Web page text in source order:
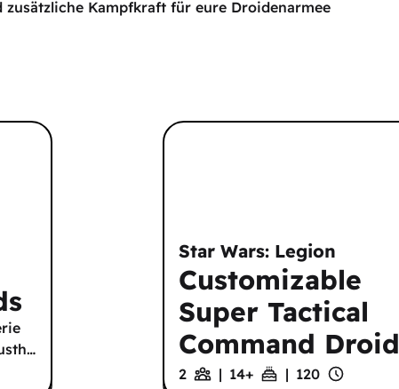
Kampfkraft für eure Droidenarmee
…
Star Wars: Legion
Customizable
Super Tactical
Command Droid
2 | 14+ | 120